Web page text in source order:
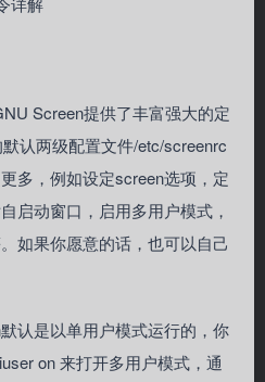
Screen提供了丰富强大的定
认两级配置文件/etc/screenrc
多，例如设定screen选项，定
启动窗口，启用多用户模式，
如果你愿意的话，也可以自己
认是以单用户模式运行的，你
on 来打开多用户模式，通